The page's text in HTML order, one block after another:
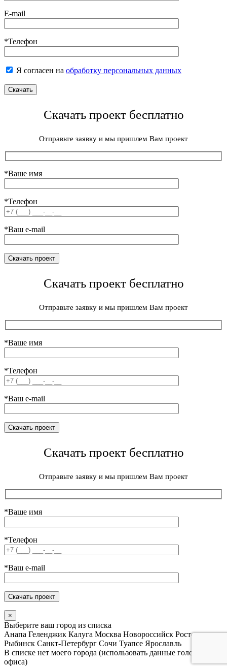
E-mail
*Телефон
Я согласен на обработку персональных данных
Скачать проект бесплатно
Отправьте заявку и мы пришлем Вам проект
*Ваше имя
*Телефон
*Ваш e-mail
Скачать проект бесплатно
Отправьте заявку и мы пришлем Вам проект
*Ваше имя
*Телефон
*Ваш e-mail
Скачать проект бесплатно
Отправьте заявку и мы пришлем Вам проект
*Ваше имя
*Телефон
*Ваш e-mail
×
Выберите ваш город из списка
Анапа Геленджик Калуга Москва Новороссийск Ростов
Рыбинск Санкт-Петербург Сочи Туапсе Ярославль
В списке нет моего города (использовать данные головного
офиса)